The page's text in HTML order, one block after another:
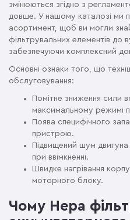
змінюються згідно з
довше. У нашому каталозі ми
асортимент, щоб ви могли
фільтрувальних елементів до
забезпечуючи комплексний
Основні ознаки того, що
обслуговування:
Помітне зниження сили
максимальному режимі
Поява специфічного
пристрою.
Підвищений шум двигуна
при ввімкненні.
Швидке нагрівання
моторного блоку.
Чому Hepa